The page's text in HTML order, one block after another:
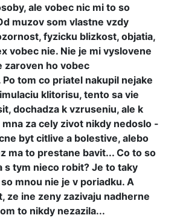
ale vobec nic mi to so
muzov som vlastne vzdy
fyzicku blizkost, objatia,
vobec nie. Nie je mi vyslovene
zaroven ho vobec
tom co priatel nakupil nejake
klitorisu, tento sa vie
dochadza k vzruseniu, ale k
za cely zivot nikdy nedoslo -
byt citlive a bolestive, alebo
ma to prestane bavit... Co to so
s tym nieco robit? Je to taky
mnou nie je v poriadku. A
ze ine zeny zazivaju nadherne
to nikdy nezazila...